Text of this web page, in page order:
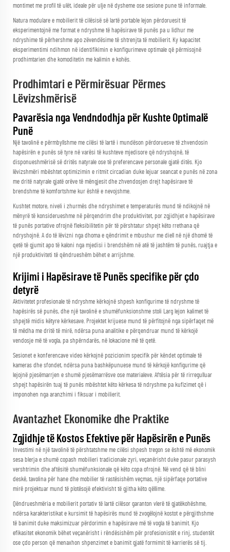
montimet me profil të ulët, ideale për ulje në dysheme ose sesione pune të informale.
Natura modulare e mobilierit të cilësisë së lartë portable lejon përdoruesit të
eksperimentojnë me format e ndryshme të hapësirave të punës pa u lidhur me
ndryshime të përhershme apo zëvendësime të shtrenjta të mobilierit. Ky kapacitet
eksperimentimi ndihmon në identifikimin e konfigurimeve optimale që përmisojnë
prodhimtarien dhe komoditetin me kalimin e kohës.
Prodhimtari e Përmirësuar Përmes
Lëvizshmërisë
Pavarësia nga Vendndodhja për Kushte Optimalë
Punë
Një tavolinë e përmbyllshme me cilësi të lartë i mundëson përdoruesve të zhvendosin
hapësirën e punës së tyre në varësi të kushteve mjedisore që ndryshojnë, të
disponueshmërisë së dritës natyrale ose të preferencave personale gjatë ditës. Kjo
lëvizshmëri mbështet optimizimin e ritmit circadian duke lejuar seancat e punës në zona
me dritë natyrale gjatë orëve të mëngjesit dhe zhvendosjen drejt hapësirave të
brendshme të komfortshme kur është e nevojshme.
Kushtet motore, niveli i zhurmës dhe ndryshimet e temperaturës mund të ndikojnë në
mënyrë të konsiderueshme në përqendrim dhe produktivitet, por zgjidhjet e hapësirave
të punës portative ofrojnë fleksibilitetin për të përshtatur shpejt këto rrethana që
ndryshojnë. A do të lëvizni nga dhoma e qëndrimit e mbushur me diell në një dhomë të
qetë të gjumit apo të kaloni nga mjedisi i brendshëm në atë të jashtëm të punës, ruajtja e
një produktiviteti të qëndrueshëm bëhet e arrijshme.
Krijimi i Hapësirave të Punës specifike për çdo
detyrë
Aktivitetet profesionale të ndryshme kërkojnë shpesh konfigurime të ndryshme të
hapësirës së punës, dhe një tavolinë e shumëfunksionshme stoli Larg lejon kalimet të
shpejtë midis këtyre kërkesave. Projektet krijuese mund të përfitojnë nga sipërfaqet më
të mëdha me dritë të mirë, ndërsa puna analitike e përqendruar mund të kërkojë
vendosje më të vogla, pa shpërndarës, në lokacione më të qetë.
Sesionet e konferencave video kërkojnë pozicionim specifik për këndet optimale të
kameras dhe sfondet, ndërsa puna bashkëpunuese mund të kërkojë konfigurime që
lejojnë pjesëmarrjen e shumë pjesëmarrësve ose materialeve. Aftësia për të rirregulluar
shpejt hapësirën tuaj të punës mbështet këto kërkesa të ndryshme pa kufizimet që i
imponohen nga aranzhimi i fiksuar i mobilierit.
Avantazhet Ekonomike dhe Praktike
Zgjidhje të Kostos Efektive për Hapësirën e Punës
Investimi në një tavolinë të përshtatshme me cilësi shpesh tregon se është më ekonomik
sesa blerja e shumë copash mobilieri tradicionale zyri, veçanërisht duke pasur parasysh
vershtrimin dhe aftësitë shumëfunksionale që këto copa ofrojnë. Në vend që të blini
deskë, tavolina për hane dhe mobilier të rastësishëm veçmas, një sipërfaqe portative
mirë projektuar mund të plotësojë efektivisht të gjitha këto qëllime.
Qëndrueshmëria e mobilierit portativ të lartë cilësor garanton vlerë të gjatëkohëshme,
ndërsa karakteristikat e kursimit të hapësirës mund të zvogëlojnë kostot e përgjithshme
të banimit duke maksimizuar përdorimin e hapësirave më të vogla të banimit. Kjo
efikasitet ekonomik bëhet veçanërisht i rëndësishëm për profesionistët e rinj, studentët
ose çdo person që menaxhon shpenzimet e banimit gjatë formimit të karrierës së tij.